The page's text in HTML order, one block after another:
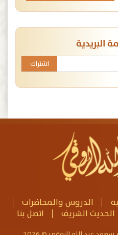
البريدية
الدروس والمحاضرات
الحديث الشريف اتصل بنا